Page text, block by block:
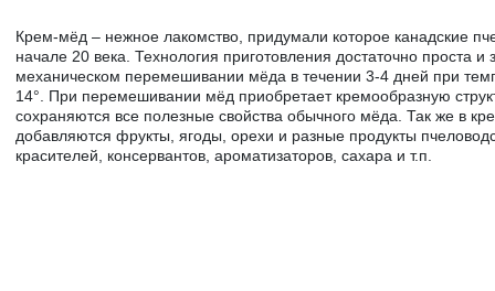
Крем-мёд – нежное лакомство, придумали которое канадские
начале 20 века. Технология приготовления достаточно проста и
механическом перемешивании мёда в течении 3-4 дней при
14°. При перемешивании мёд приобретает кремообразную
сохраняются все полезные свойства обычного мёда. Так же в
добавляются фрукты, ягоды, орехи и разные продукты
красителей, консервантов, ароматизаторов, сахара и т.п.